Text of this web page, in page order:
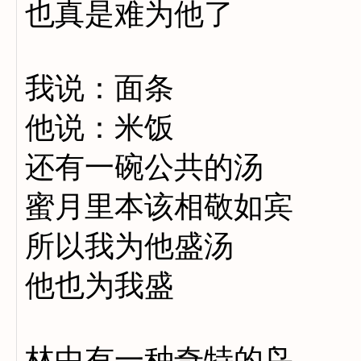
也真是难为他了
我说：面条
他说：米饭
还有一碗公共的汤
蜜月里本该相敬如宾
所以我为他盛汤
他也为我盛